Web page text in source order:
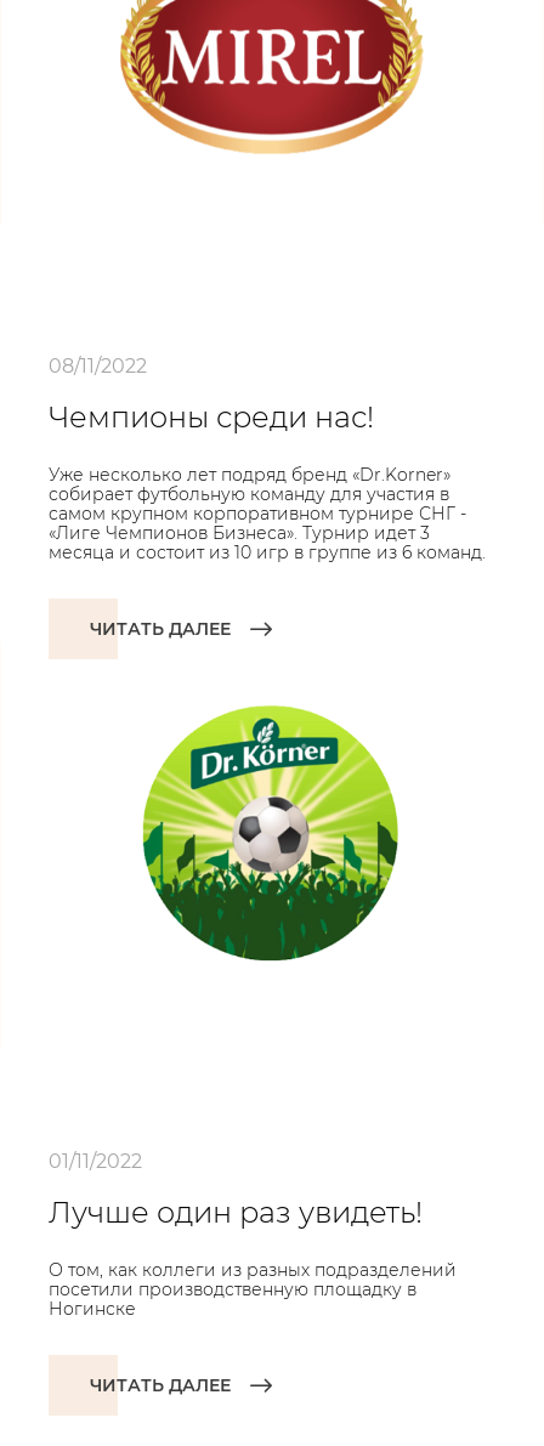
08/11/2022
Чемпионы среди нас!
Уже несколько лет подряд бренд «Dr.Korner»
собирает футбольную команду для участия в
самом крупном корпоративном турнире СНГ -
«Лиге Чемпионов Бизнеса». Турнир идет 3
месяца и состоит из 10 игр в группе из 6 команд.
ЧИТАТЬ ДАЛЕЕ
01/11/2022
Лучше один раз увидеть!
О том, как коллеги из разных подразделений
посетили производственную площадку в
Ногинске
ЧИТАТЬ ДАЛЕЕ